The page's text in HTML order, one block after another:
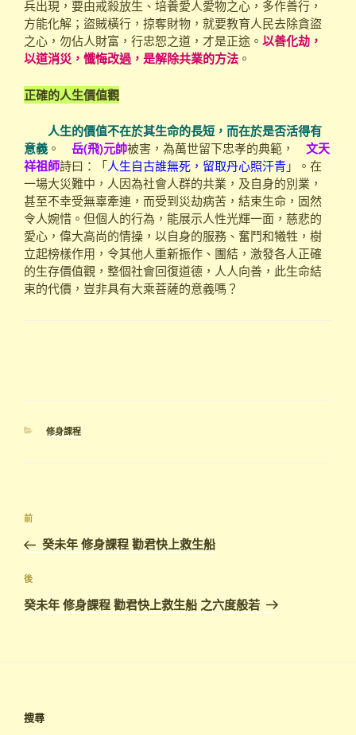
兵出現，要由戒殺放生、培養愛人愛物之心，多作善行，
方能化解；盜賊橫行，掠奪財物，就要教育人民去除貪盜
之心，勿佔人財富，行忠恕之道，才是正途。 以善化劫，
以道消災，懺悔改過，是解除共業的方法 。
正確的人生價值觀
人生的價值不在於其生命的長短，而在於是否活得有
意義 。 岳(飛)元帥被害，為萬世留下忠孝的典範， 文天
祥祖師詩曰：「人生自古誰無死，留取丹心照汗青」。在
一場大災難中，人因為社會人群的共業，及自身的別業，
甚至不幸受無辜牽連，而受到災劫病苦，結束生命，固然
令人婉惜。但個人的行為，能展示人性光輝一面，慈悲的
愛心，偉大高尚的情操，以自身的服務、奮鬥和犧牲，樹
立起榜樣作用，令其他人重新振作、團結，激發各人正確
的生存價值觀，整個社會回復道德，人人向善，此生命結
束的代價，豈非具有大乘菩薩的意義嗎？
分
修身課程
文
導
覽
上
一
篇
文
章
前
癸未年 修身課程 勸君快上救生船
下
篇
文
後
癸未年 修身課程 勸君快上救生船 之六度般若
搜尋